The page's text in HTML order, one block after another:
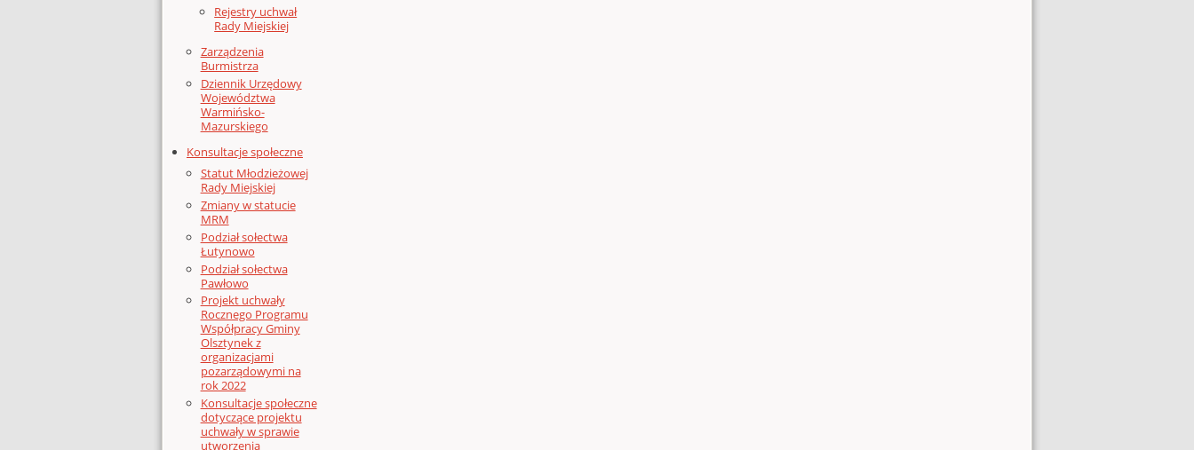
Rejestry uchwał
Rady Miejskiej
Zarządzenia
Burmistrza
Dziennik Urzędowy
Województwa
Warmińsko-
Mazurskiego
Konsultacje społeczne
Statut Młodzieżowej
Rady Miejskiej
Zmiany w statucie
MRM
Podział sołectwa
Łutynowo
Podział sołectwa
Pawłowo
Projekt uchwały
Rocznego Programu
Współpracy Gminy
Olsztynek z
organizacjami
pozarządowymi na
rok 2022
Konsultacje społeczne
dotyczące projektu
uchwały w sprawie
utworzenia